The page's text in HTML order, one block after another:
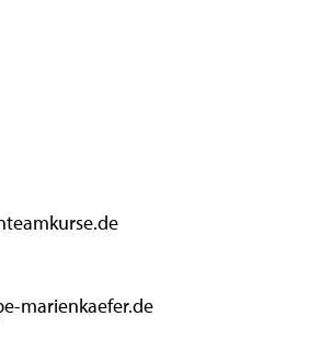
marienkaefer.de